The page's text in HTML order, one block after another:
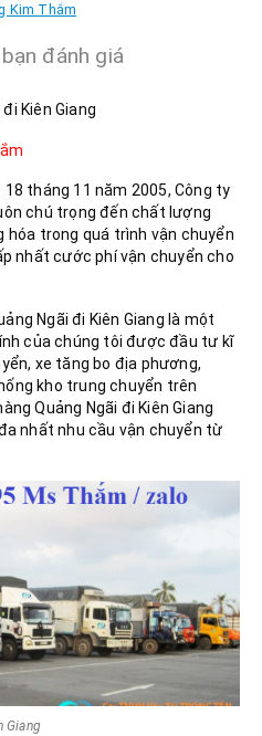
Kim Thắm
đánh giá
Kiên Giang
tháng 11 năm 2005, Công ty
chú trọng đến chất lượng
hóa trong quá trình vận chuyển
nhất cước phí vận chuyển cho
Ngãi đi Kiên Giang là một
của chúng tôi được đầu tư kĩ
xe tăng bo địa phương,
kho trung chuyển trên
Quảng Ngãi đi Kiên Giang
nhất nhu cầu vận chuyển từ
Giang